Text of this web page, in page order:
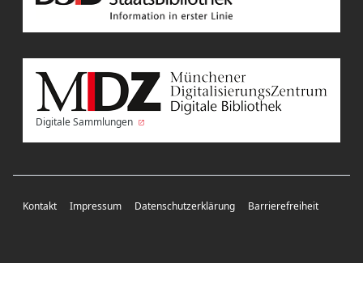
Digitale Sammlungen
Kontakt Impressum Datenschutzerklärung Barrierefreiheit